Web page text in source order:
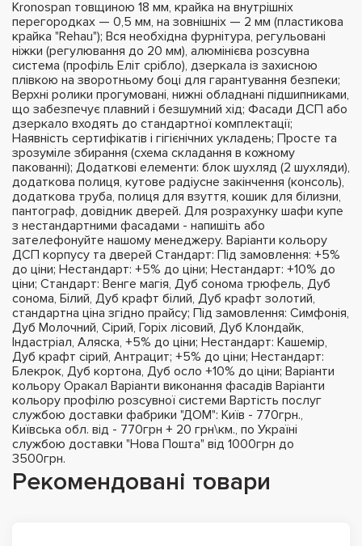
Kronospan товщиною 18 мм, крайка на внутрішніх
перегородках — 0,5 мм, на зовнішніх — 2 мм (пластикова
крайка "Rehau"); Вся необхідна фурнітура, регульовані
ніжки (регулювання до 20 мм), алюмінієва розсувна
система (профіль Еліт срібло), дзеркала із захисною
плівкою на зворотньому боці для гарантування безпеки;
Верхні ролики прогумовані, нижні обладнані підшипниками,
що забезпечує плавний і безшумний хід; Фасади ДСП або
дзеркало входять до стандартної комплектації;
Наявність сертифікатів і гігієнічних укладень; Просте та
зрозуміле збирання (схема складання в кожному
пакованні); Додаткові елементи: блок шухляд (2 шухляди),
додаткова полиця, кутове радіусне закінчення (консоль),
додаткова труба, полиця для взуття, кошик для білизни,
пантограф, довідник дверей. Для розрахунку шафи купе
з нестандартними фасадами - напишіть або
зателефонуйте нашому менеджеру. Варіанти кольору
ДСП корпусу та дверей Стандарт: Під замовлення: +5%
до ціни; Нестандарт: +5% до ціни; Нестандарт: +10% до
ціни; Стандарт: Венге магія, Дуб сонома трюфель, Дуб
сонома, Білий, Дуб крафт білий, Дуб крафт золотий,
стандартна ціна згідно прайсу; Під замовлення: Симфонія,
Дуб Молочний, Сірий, Горіх лісовий, Дуб Клондайк,
Індастріал, Аляска, +5% до ціни; Нестандарт: Кашемір,
Дуб крафт сірий, Антрацит; +5% до ціни; Нестандарт:
Блекрок, Дуб кортона, Дуб осло +10% до ціни; Варіанти
кольору Оракал Варіанти виконання фасадів Варіанти
кольору профілю розсувної системи Вартість послуг
службою доставки фабрики "ДОМ": Київ - 770грн.,
Київська обл. від - 770грн + 20 грн\км., по Україні
службою доставки "Нова Пошта" від 1000грн до
3500грн.
Рекомендовані товари